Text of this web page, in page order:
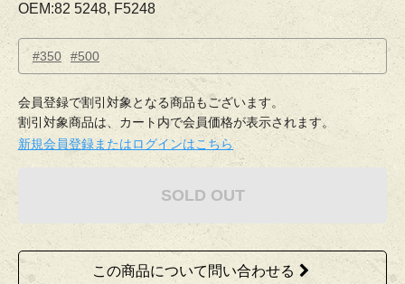
OEM:82 5248, F5248
#350 #500
会員登録で割引対象となる商品もございます。
割引対象商品は、カート内で会員価格が表示されます。
新規会員登録またはログインはこちら
SOLD OUT
この商品について問い合わせる